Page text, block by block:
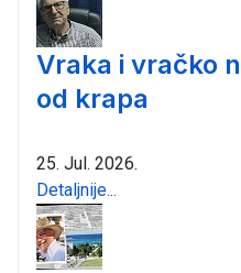
Vraka i vračko
od krapa
25. Jul. 2026.
Detaljnije...